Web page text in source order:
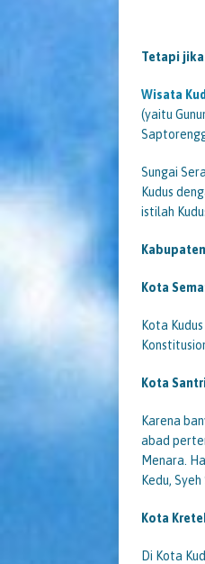
Tetapi
Wisata
(yaitu
Sungai
Kudus
istilah
Kota
Kota
Kota
Karena
abad
Menara.
Kedu, Syeh
Kota
Di Kota